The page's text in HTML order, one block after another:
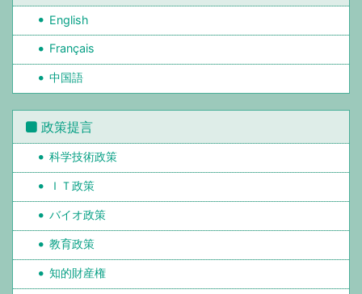
English
Français
中国語
政策提言
科学技術政策
ＩＴ政策
バイオ政策
教育政策
知的財産権